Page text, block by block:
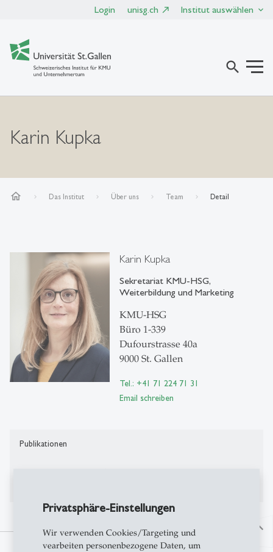
Privatsphäre-Einstellungen
Wir verwenden Cookies/Targeting und
vearbeiten personenbezogene Daten, um
Login unisg.ch Institut auswählen
search
Karin Kupka
home Das Institut Über uns Team Detail
Karin Kupka
Sekretariat KMU-HSG,
Weiterbildung und Marketing
KMU-HSG
Büro 1-339
Dufourstrasse 40a
9000 St. Gallen
Tel.: +41 71 224 71 31
Email schreiben
Publikationen
north